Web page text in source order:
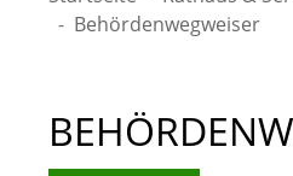
Behördenwegweiser